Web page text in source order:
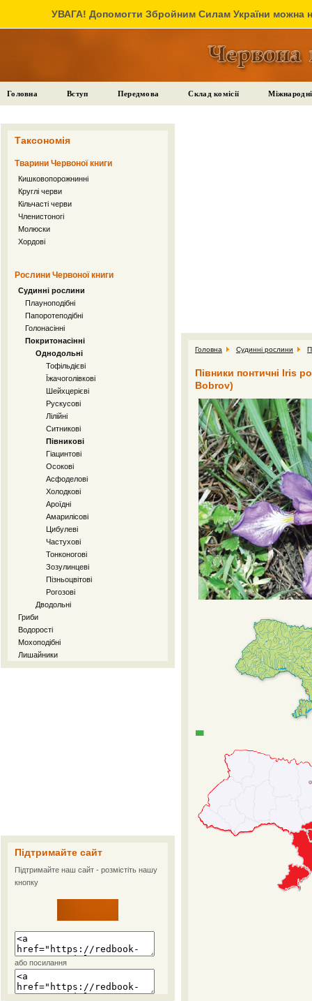
УВАГА! Допомогти Збройним Силам України можна
Головна Вступ Передмова Склад комісії
Таксономія
Тварини Червоної книги
Кишковопорожнинні
Круглі черви
Кільчасті черви
Членистоногі
Молюски
Хордові
Рослини Червоної книги
Судинні рослини
Плауноподібні
Папоротеподібні
Голонасінні
Покритонасінні
Однодольні
Тофільдієві
Їжачоголівкові
Шейхцерієві
Рускусові
Лілійні
Ситникові
Півникові
Гіацинтові
Осокові
Асфоделові
Холодкові
Ароїдні
Амарилісові
Цибулеві
Частухові
Тонконогові
Зозулинцеві
Пізньоцвітові
Рогозові
Дводольні
Гриби
Водорості
Мохоподібні
Лишайники
Підтримайте сайт
Підтримайте наш сайт - розмістіть нашу
кнопку
або посилання
Головна Судинні рослини
Півники понтичні Iris
Bobrov)